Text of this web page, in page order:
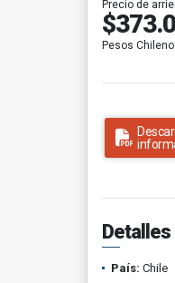
Precio de
Pesos
País: Chile